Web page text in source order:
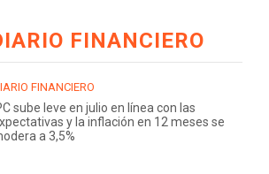
FINANCIERO
FINANCIERO
sube leve en julio en línea con las
y la inflación en 12 meses se
a 3,5%